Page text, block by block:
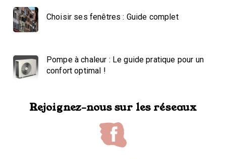
Choisir ses fenêtres : Guide complet
Pompe à chaleur : Le guide pratique pour un
confort optimal !
Rejoignez-nous sur les réseaux